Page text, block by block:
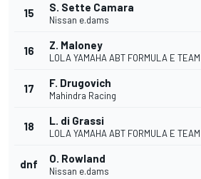
15 S. Sette Camara
Nissan e.dams
16 Z. Maloney
LOLA YAMAHA ABT FORMULA E TEAM
17 F. Drugovich
Mahindra Racing
18 L. di Grassi
LOLA YAMAHA ABT FORMULA E TEAM
dnf O. Rowland
Nissan e.dams